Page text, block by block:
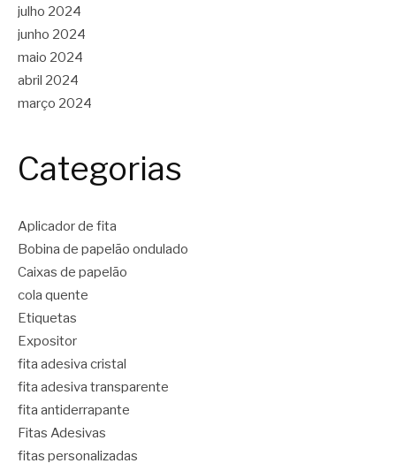
julho 2024
junho 2024
maio 2024
abril 2024
março 2024
Categorias
Aplicador de fita
Bobina de papelão ondulado
Caixas de papelão
cola quente
Etiquetas
Expositor
fita adesiva cristal
fita adesiva transparente
fita antiderrapante
Fitas Adesivas
fitas personalizadas